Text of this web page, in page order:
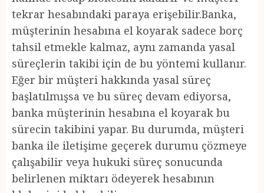
tekrar hesabındaki paraya erişebilir.Banka,
müşterinin hesabına el koyarak sadece borç
tahsil etmekle kalmaz, aynı zamanda yasal
süreçlerin takibi için de bu yöntemi kullanır.
Eğer bir müşteri hakkında yasal süreç
başlatılmışsa ve bu süreç devam ediyorsa,
banka müşterinin hesabına el koyarak bu
sürecin takibini yapar. Bu durumda, müşteri
banka ile iletişime geçerek durumu çözmeye
çalışabilir veya hukuki süreç sonucunda
belirlenen miktarı ödeyerek hesabının